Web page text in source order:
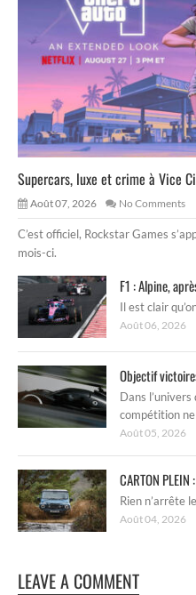
Supercars, luxe et crime à Vice
Août 07, 2026 No Comments
C’est officiel, Rockstar Games
mois-ci.
F1 : Alpine,
Il est clair
Août 06, 2026
Objectif
Dans
compétition
Août 05, 2026
CARTON
Rien n’arrête
Août 04, 2026
LEAVE A COMMENT